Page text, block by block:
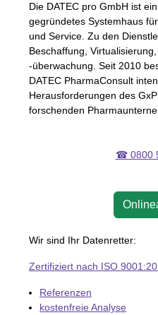
Die DATEC pro GmbH ist
gegründetes Systemhaus
und Service. Zu den
Beschaffung,
-überwachung. Seit 2010
DATEC PharmaConsult
Herausforderungen des
forschenden
☎ 0800
Wir sind Ihr Datenretter:
Zertifiziert nach ISO
Referenzen
kostenfreie Analyse